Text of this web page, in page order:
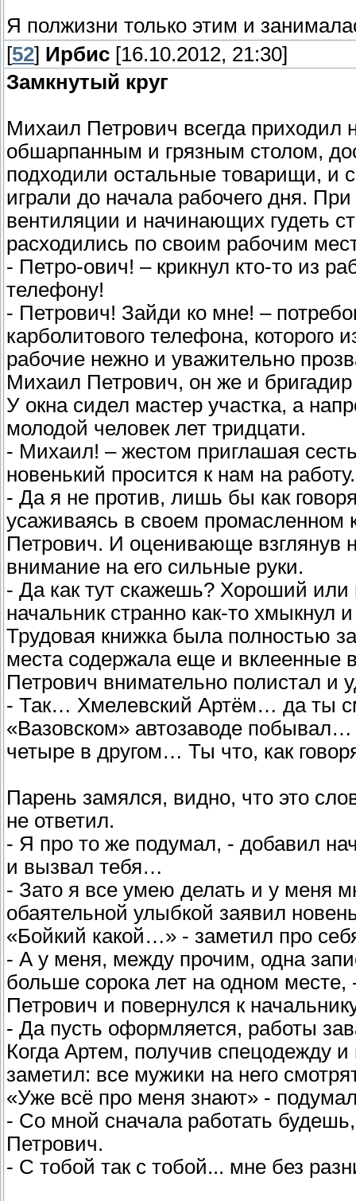
Я полжизни только этим и
[52] Ирбис [16.10.2012, 21:30]
Замкнутый круг
Михаил Петрович всегда приходил
обшарпанным и грязным столом,
подходили остальные товарищи, и
играли до начала рабочего дня.
вентиляции и начинающих гудеть
расходились по своим рабочим
- Петро-ович! – крикнул кто-то из
телефону!
- Петрович! Зайди ко мне! –
карболитового телефона, которого
рабочие нежно и уважительно
Михаил Петрович, он же и
У окна сидел мастер участка, а
молодой человек лет тридцати.
- Михаил! – жестом приглашая
новенький просится к нам на
- Да я не против, лишь бы как
усаживаясь в своем промасленном
Петрович. И оценивающе взглянув
внимание на его сильные руки.
- Да как тут скажешь? Хороший
начальник странно как-то хмыкнул
Трудовая книжка была полностью
места содержала еще и вклеенные
Петрович внимательно полистал и
- Так… Хмелевский Артём… да ты
«Вазовском» автозаводе
четыре в другом… Ты что, как
Парень замялся, видно, что это
не ответил.
- Я про то же подумал, - добавил
и вызвал тебя…
- Зато я все умею делать и у меня
обаятельной улыбкой заявил
«Бойкий какой…» - заметил про
- А у меня, между прочим, одна
больше сорока лет на одном
Петрович и повернулся к
- Да пусть оформляется, работы
Когда Артем, получив спецодежду и
заметил: все мужики на него
«Уже всё про меня знают» -
- Со мной сначала работать
Петрович.
- С тобой так с тобой... мне без